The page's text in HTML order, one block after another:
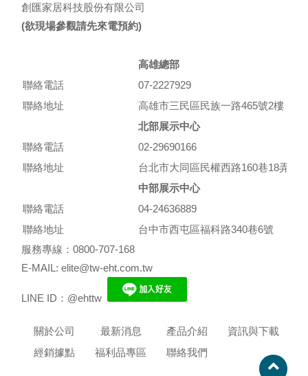
創匯家居科技股份有限公司
(欲現場參觀請先來電預約)
高雄總部
聯絡電話
07-2227929
聯絡地址
高雄市三民區民族一路465號2樓
北部展示中心
聯絡電話
02-29690166
聯絡地址
台北市大同區民權西路160巷18弄10
中部展示中心
聯絡電話
04-24636889
聯絡地址
台中市西屯區福科路340巷6號
服務專線：0800-707-168
E-MAIL: elite@tw-eht.com.tw
LINE ID：@ehttw
關於公司 最新消息 產品介紹
資訊與下載
經銷據點
福利品專區 聯絡我們